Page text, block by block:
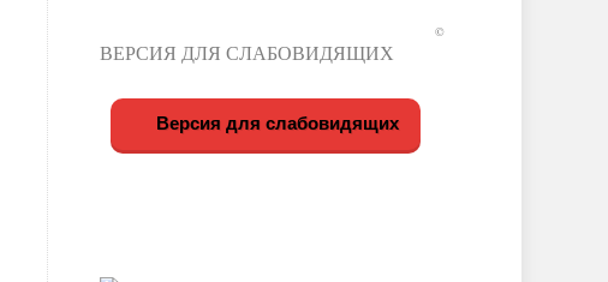
ВЕРСИЯ ДЛЯ СЛАБОВИДЯЩИХ
Версия для слабовидящих
©